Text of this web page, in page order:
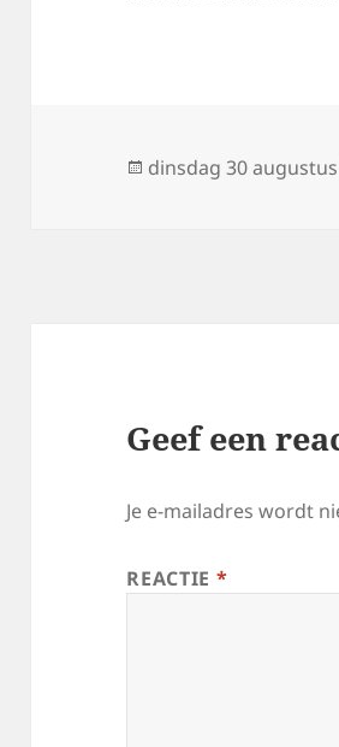
Geplaatst
dinsdag 30 augustus
Geef een
Je e-mailadres wordt
REACTIE *